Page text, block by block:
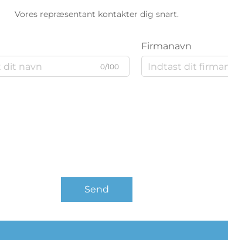
Vores repræsentant kontakter dig snart.
0/100
Firmanavn
Send